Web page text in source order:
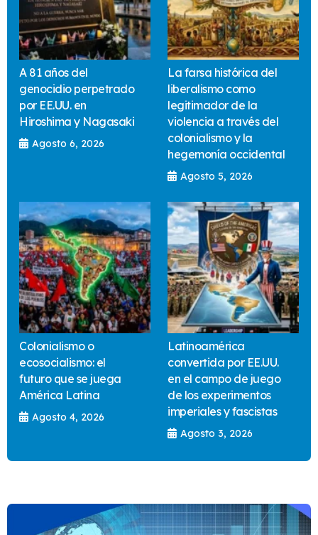
A 81 años del
genocidio perpetrado
por EE.UU. en
Hiroshima y Nagasaki
Agosto 6, 2026
La farsa histórica del
liberalismo como
legitimador de la
violencia a través del
colonialismo y la
hegemonía occidental
Agosto 5, 2026
Colonialismo o
ecosocialismo: el
futuro que se juega
América Latina
Agosto 4, 2026
Latinoamérica
convertida por EE.UU.
en el campo de juego
de los experimentos
imperiales y fascistas
Agosto 3, 2026